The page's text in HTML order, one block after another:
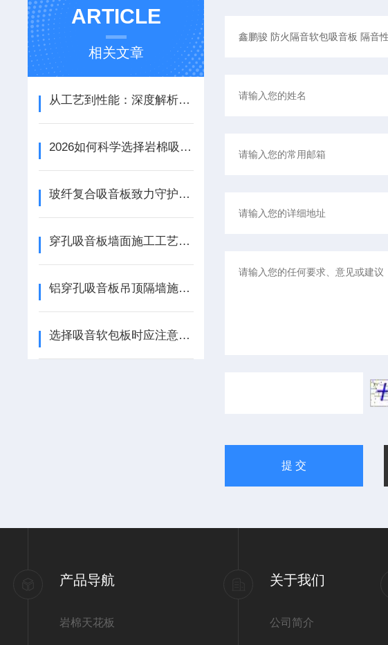
ARTICLE
相关文章
从工艺到性能：深度解析铝天花吸音板的结构优势与应用场景
2026如何科学选择岩棉吸音板：性能参数、安装工艺与场景适配
玻纤复合吸音板致力守护宁静资源
穿孔吸音板墙面施工工艺详解
铝穿孔吸音板吊顶隔墙施工工艺
选择吸音软包板时应注意以下几点
产品导航
岩棉天花板
关于我们
公司简介